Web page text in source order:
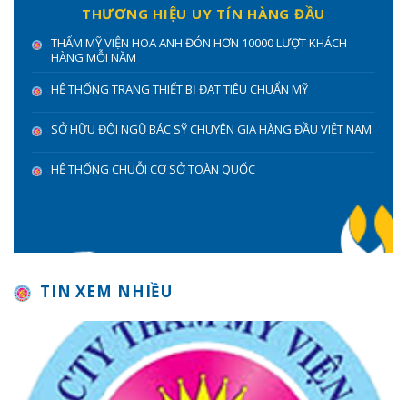
THƯƠNG HIỆU UY TÍN HÀNG ĐẦU
THẨM MỸ VIỆN HOA ANH ĐÓN HƠN 10000 LƯỢT KHÁCH
HÀNG MỖI NĂM
HỆ THỐNG TRANG THIẾT BỊ ĐẠT TIÊU CHUẨN MỸ
SỞ HỮU ĐỘI NGŨ BÁC SỸ CHUYÊN GIA HÀNG ĐẦU VIỆT NAM
HỆ THỐNG CHUỖI CƠ SỞ TOÀN QUỐC
TIN XEM NHIỀU